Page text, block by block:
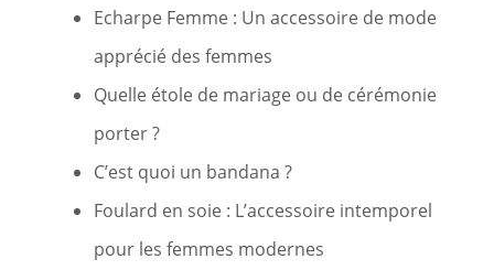
Echarpe Femme : Un accessoire de mode
apprécié des femmes
Quelle étole de mariage ou de cérémonie
porter ?
C’est quoi un bandana ?
Foulard en soie : L’accessoire intemporel
pour les femmes modernes